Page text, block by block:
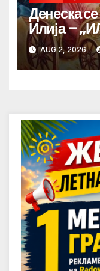
Денеска
Илија –
AUG 2, 2026